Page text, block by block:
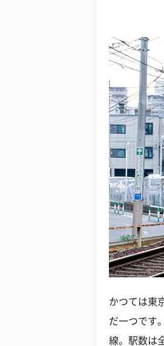
かつては東
だ一つです
線。駅数は